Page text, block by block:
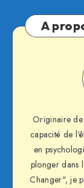
A
Originaire
capacité de
en
plonger dans
Changer", je